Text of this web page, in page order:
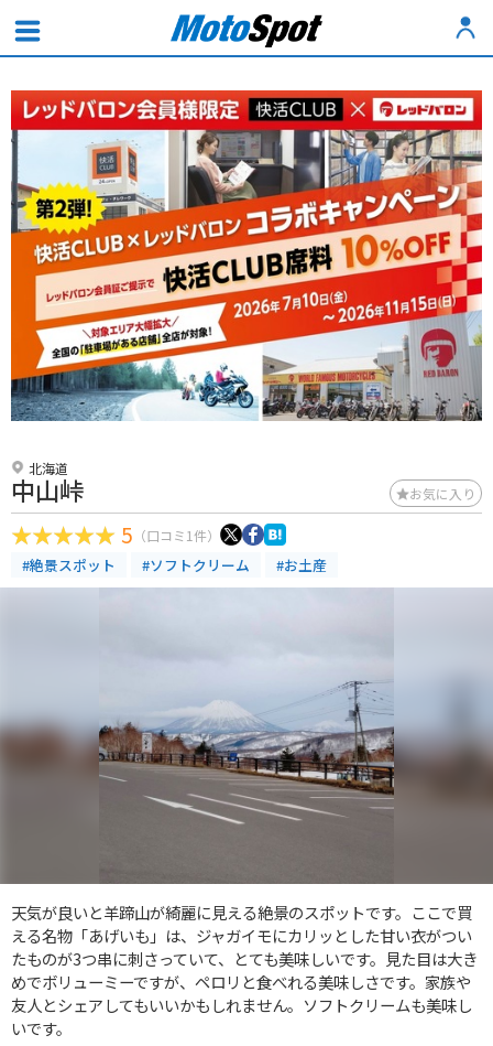
北海道
中山峠 お気に入り
5 （口コミ1件）
#絶景スポット #ソフトクリーム #お土産
天気が良いと羊蹄山が綺麗に見える絶景のスポットです。ここで買
える名物「あげいも」は、ジャガイモにカリッとした甘い衣がつい
たものが3つ串に刺さっていて、とても美味しいです。見た目は大き
めでボリューミーですが、ペロリと食べれる美味しさです。家族や
友人とシェアしてもいいかもしれません。ソフトクリームも美味し
いです。